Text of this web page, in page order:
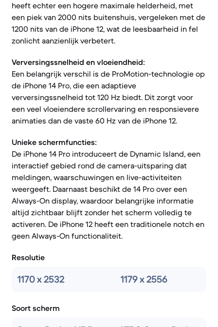
heeft echter een hogere maximale helderheid, met
een piek van 2000 nits buitenshuis, vergeleken met de
1200 nits van de iPhone 12, wat de leesbaarheid in fel
zonlicht aanzienlijk verbetert.
Verversingssnelheid en vloeiendheid:
Een belangrijk verschil is de ProMotion-technologie op
de iPhone 14 Pro, die een adaptieve
verversingssnelheid tot 120 Hz biedt. Dit zorgt voor
een veel vloeiendere scrollervaring en responsievere
animaties dan de vaste 60 Hz van de iPhone 12.
Unieke schermfuncties:
De iPhone 14 Pro introduceert de Dynamic Island, een
interactief gebied rond de camera-uitsparing dat
meldingen, waarschuwingen en live-activiteiten
weergeeft. Daarnaast beschikt de 14 Pro over een
Always-On display, waardoor belangrijke informatie
altijd zichtbaar blijft zonder het scherm volledig te
activeren. De iPhone 12 heeft een traditionele notch en
geen Always-On functionaliteit.
Resolutie
1170 x 2532 1179 x 2556
Soort scherm